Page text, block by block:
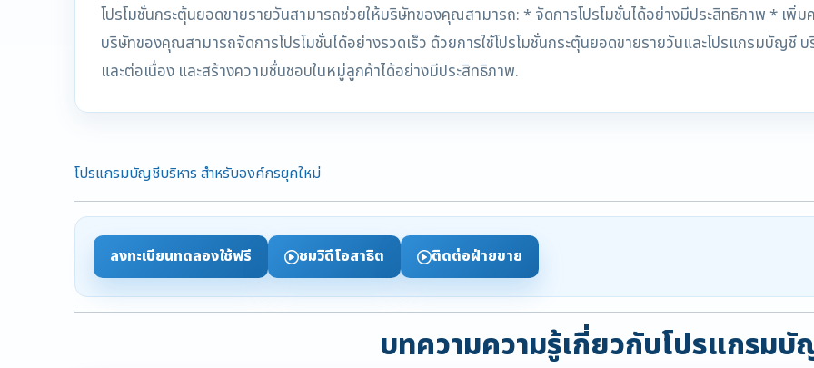
โปรโมชั่นกระตุ้นยอดขายรายวันสามารถช่วยให้บริษัทของคุณสามารถ: * จัดการโปรโมชั่นได้อย่างมีประสิทธิภาพ * เพิ่
บริษัทของคุณสามารถจัดการโปรโมชั่นได้อย่างรวดเร็ว ด้วยการใช้โปรโมชั่นกระตุ้นยอดขายรายวันและโปรแกรมบัญชี
และต่อเนื่อง และสร้างความชื่นชอบในหมู่ลูกค้าได้อย่างมีประสิทธิภาพ.
โปรแกรมบัญชีบริหาร สำหรับองค์กรยุคใหม่
ลงทะเบียนทดลองใช้ฟรี ชมวิดีโอสาธิต ติดต่อฝ่ายขาย
บทความความรู้เกี่ยวกับโปรแกรม